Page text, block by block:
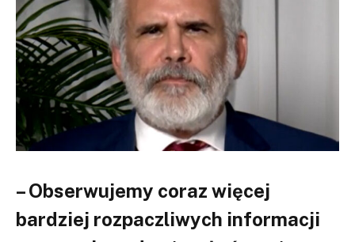
– Obserwujemy coraz więcej
bardziej rozpaczliwych informacji